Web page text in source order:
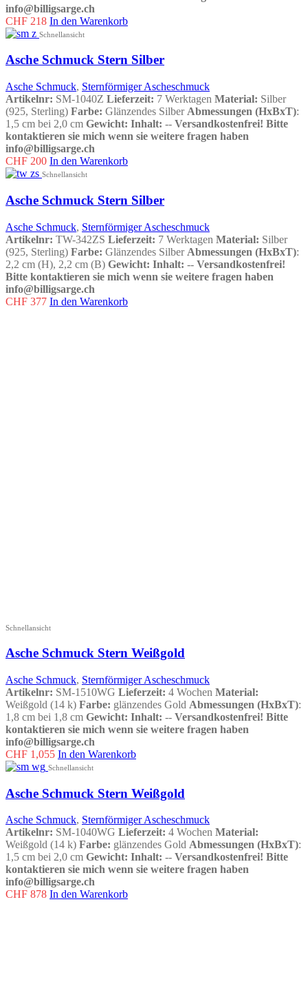
info@billigsarge.ch
CHF 218 In den Warenkorb
Schnellansicht
Asche Schmuck Stern Silber
Asche Schmuck, Sternförmiger Ascheschmuck
Artikelnr: SM-1040Z Lieferzeit: 7 Werktagen Material: Silber
(925, Sterling) Farbe: Glänzendes Silber Abmessungen (HxBxT):
1,5 cm bei 2,0 cm Gewicht: Inhalt: -- Versandkostenfrei! Bitte
kontaktieren sie mich wenn sie weitere fragen haben
info@billigsarge.ch
CHF 200 In den Warenkorb
Schnellansicht
Asche Schmuck Stern Silber
Asche Schmuck, Sternförmiger Ascheschmuck
Artikelnr: TW-342ZS Lieferzeit: 7 Werktagen Material: Silber
(925, Sterling) Farbe: Glänzendes Silber Abmessungen (HxBxT):
2,2 cm (H), 2,2 cm (B) Gewicht: Inhalt: -- Versandkostenfrei!
Bitte kontaktieren sie mich wenn sie weitere fragen haben
info@billigsarge.ch
CHF 377 In den Warenkorb
Schnellansicht
Asche Schmuck Stern Weißgold
Asche Schmuck, Sternförmiger Ascheschmuck
Artikelnr: SM-1510WG Lieferzeit: 4 Wochen Material:
Weißgold (14 k) Farbe: glänzendes Gold Abmessungen (HxBxT):
1,8 cm bei 1,8 cm Gewicht: Inhalt: -- Versandkostenfrei! Bitte
kontaktieren sie mich wenn sie weitere fragen haben
info@billigsarge.ch
CHF 1,055 In den Warenkorb
Schnellansicht
Asche Schmuck Stern Weißgold
Asche Schmuck, Sternförmiger Ascheschmuck
Artikelnr: SM-1040WG Lieferzeit: 4 Wochen Material:
Weißgold (14 k) Farbe: glänzendes Gold Abmessungen (HxBxT):
1,5 cm bei 2,0 cm Gewicht: Inhalt: -- Versandkostenfrei! Bitte
kontaktieren sie mich wenn sie weitere fragen haben
info@billigsarge.ch
CHF 878 In den Warenkorb